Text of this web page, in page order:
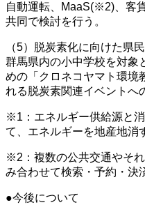
自動運転、MaaS(※2)、客
共同で検討を行う。
（5）脱炭素化に向けた県
群馬県内の小中学校を対象
めの「クロネコヤマト環境
れる脱炭素関連イベントへ
※1：エネルギー供給源と
て、エネルギーを地産地消
※2：複数の公共交通やそ
み合わせて検索・予約・決
●今後について